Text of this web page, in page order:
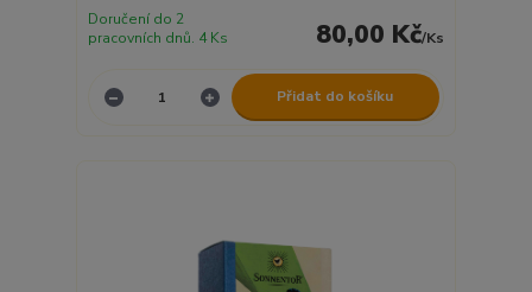
80,00 Kč/Ks
Doručení do 2
pracovních dnů. 4 Ks
Přidat do košíku